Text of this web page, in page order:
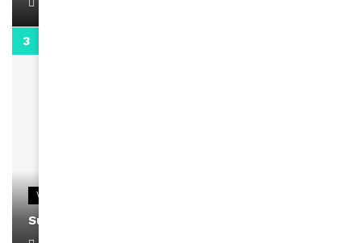
VIDEOS
Support Black Business Wee-kend